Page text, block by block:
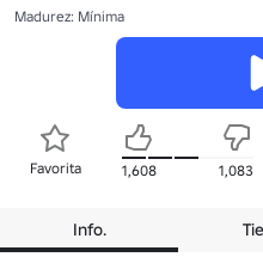
Madurez: Mínima
Favorita 1,608 1,083
Info.